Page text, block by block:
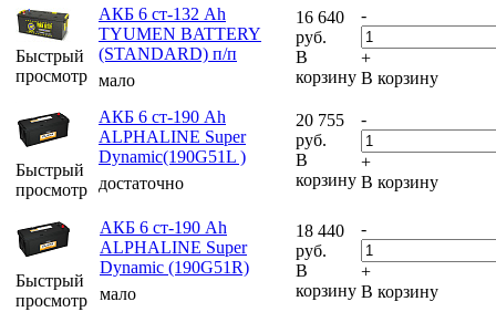
Быстрый
просмотр
АКБ 6 ст-132 Ah
TYUMEN BATTERY
(STANDARD) п/п
мало
16 640
руб.
В
корзину
-
+
В корзину
Быстрый
просмотр
АКБ 6 ст-190 Ah
ALPHALINE Super
Dynamic(190G51L )
достаточно
20 755
руб.
В
корзину
-
+
В корзину
Быстрый
просмотр
АКБ 6 ст-190 Ah
ALPHALINE Super
Dynamic (190G51R)
мало
18 440
руб.
В
корзину
-
+
В корзину